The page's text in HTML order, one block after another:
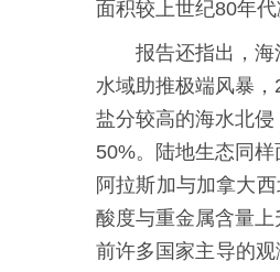
面积较上世纪80年
报告还指出，
水域助推极端风暴
盐分较高的海水北
50%。陆地生态同
阿拉斯加与加拿大
酸度与重金属含量
前许多国家主导的